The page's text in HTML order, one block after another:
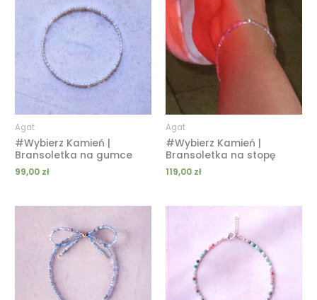
Agat
#Wybierz Kamień |
Bransoletka na gumce
99,00 zł
Agat
#Wybierz Kamień |
Bransoletka na stopę
119,00 zł